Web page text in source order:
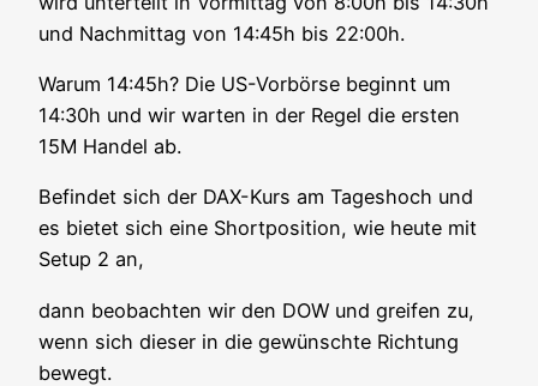
und Nach­mit­tag von 14:45h bis 22:00h.
War­um 14:45h? Die US-Vor­bör­se beginnt um
14:30h und wir war­ten in der Regel die ers­ten
15M Han­del ab.
Befin­det sich der DAX-Kurs am Tages­hoch und
es bie­tet sich eine Short­po­si­ti­on, wie heu­te mit
Set­up 2 an,
dann beob­ach­ten wir den DOW und grei­fen zu,
wenn sich die­ser in die gewünsch­te Rich­tung
bewegt.